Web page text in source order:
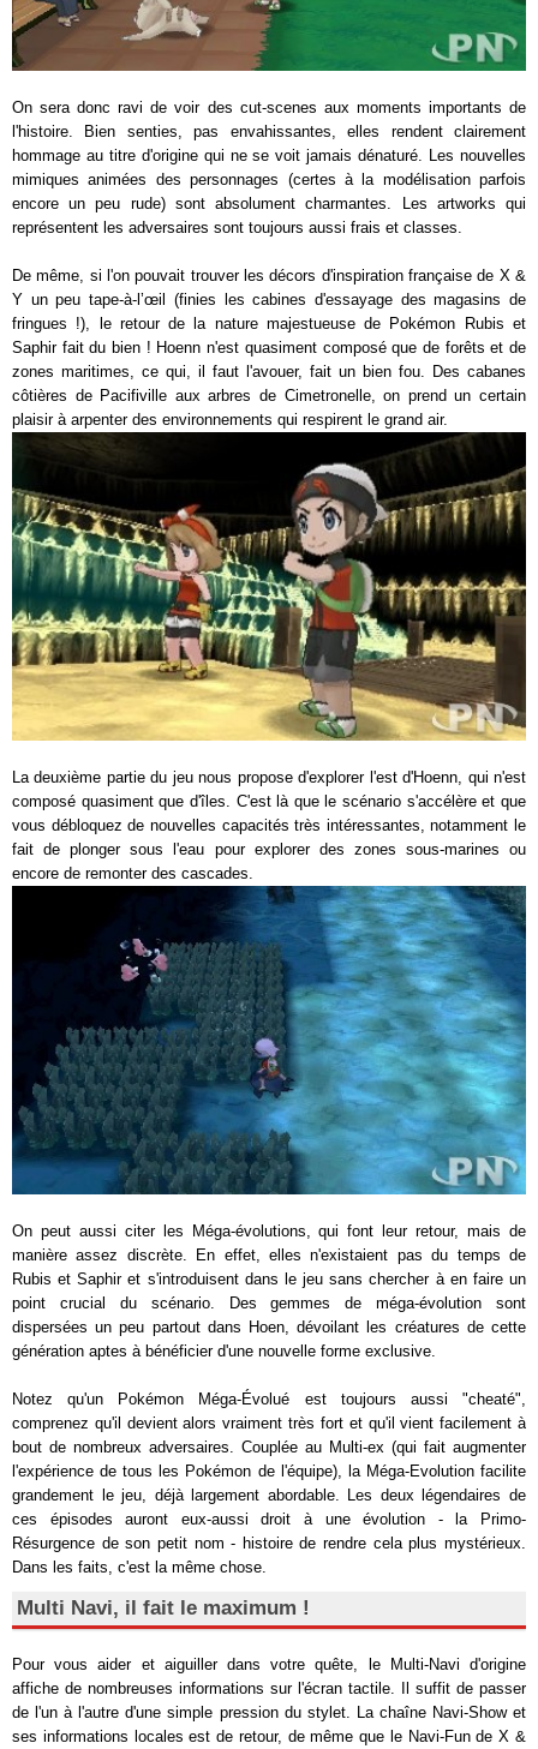
On sera donc ravi de voir des cut-scenes aux moments importants de
l'histoire. Bien senties, pas envahissantes, elles rendent clairement
hommage au titre d'origine qui ne se voit jamais dénaturé. Les nouvelles
mimiques animées des personnages (certes à la modélisation parfois
encore un peu rude) sont absolument charmantes. Les artworks qui
représentent les adversaires sont toujours aussi frais et classes.
De même, si l'on pouvait trouver les décors d'inspiration française de X &
Y un peu tape-à-l’œil (finies les cabines d'essayage des magasins de
fringues !), le retour de la nature majestueuse de Pokémon Rubis et
Saphir fait du bien ! Hoenn n'est quasiment composé que de forêts et de
zones maritimes, ce qui, il faut l'avouer, fait un bien fou. Des cabanes
côtières de Pacifiville aux arbres de Cimetronelle, on prend un certain
plaisir à arpenter des environnements qui respirent le grand air.
La deuxième partie du jeu nous propose d'explorer l'est d'Hoenn, qui n'est
composé quasiment que d'îles. C'est là que le scénario s'accélère et que
vous débloquez de nouvelles capacités très intéressantes, notamment le
fait de plonger sous l'eau pour explorer des zones sous-marines ou
encore de remonter des cascades.
On peut aussi citer les Méga-évolutions, qui font leur retour, mais de
manière assez discrète. En effet, elles n'existaient pas du temps de
Rubis et Saphir et s'introduisent dans le jeu sans chercher à en faire un
point crucial du scénario. Des gemmes de méga-évolution sont
dispersées un peu partout dans Hoen, dévoilant les créatures de cette
génération aptes à bénéficier d'une nouvelle forme exclusive.
Notez qu'un Pokémon Méga-Évolué est toujours aussi "cheaté",
comprenez qu'il devient alors vraiment très fort et qu'il vient facilement à
bout de nombreux adversaires. Couplée au Multi-ex (qui fait augmenter
l'expérience de tous les Pokémon de l'équipe), la Méga-Evolution facilite
grandement le jeu, déjà largement abordable. Les deux légendaires de
ces épisodes auront eux-aussi droit à une évolution - la Primo-
Résurgence de son petit nom - histoire de rendre cela plus mystérieux.
Dans les faits, c'est la même chose.
Multi Navi, il fait le maximum !
Pour vous aider et aiguiller dans votre quête, le Multi-Navi d'origine
affiche de nombreuses informations sur l'écran tactile. Il suffit de passer
de l'un à l'autre d'une simple pression du stylet. La chaîne Navi-Show et
ses informations locales est de retour, de même que le Navi-Fun de X &